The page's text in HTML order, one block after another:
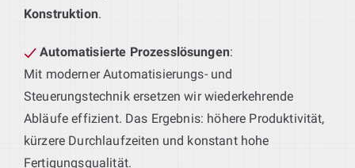
Konstruktion.
Automatisierte Prozesslösungen:
Mit moderner Automatisierungs- und
Steuerungstechnik ersetzen wir wiederkehrende
Abläufe effizient. Das Ergebnis: höhere Produktivität,
kürzere Durchlaufzeiten und konstant hohe
Fertigungsqualität.